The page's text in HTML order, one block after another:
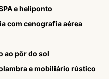
e heliponto
com cenografia aérea
ao pôr do sol
e mobiliário rústico